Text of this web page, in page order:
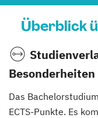
Überblick
Besonderheiten
Das
ECTS-Punkte. Es